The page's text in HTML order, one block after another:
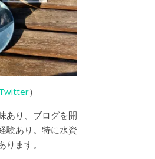
）
あり、ブログを開
験あり。特に水資
ります。